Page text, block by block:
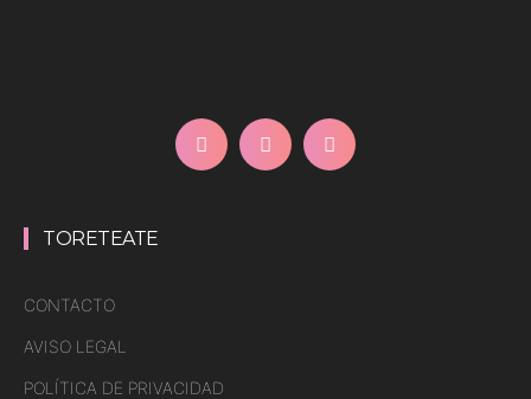
TORETEATE
CONTACTO
AVISO LEGAL
POLÍTICA DE PRIVACIDAD